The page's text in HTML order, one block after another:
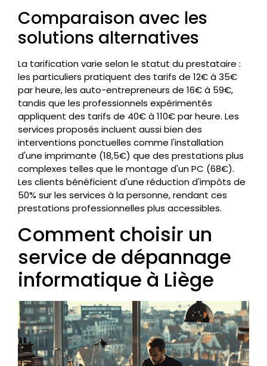
Comparaison avec les
solutions alternatives
La tarification varie selon le statut du prestataire :
les particuliers pratiquent des tarifs de 12€ à 35€
par heure, les auto-entrepreneurs de 16€ à 59€,
tandis que les professionnels expérimentés
appliquent des tarifs de 40€ à 110€ par heure. Les
services proposés incluent aussi bien des
interventions ponctuelles comme l'installation
d'une imprimante (18,5€) que des prestations plus
complexes telles que le montage d'un PC (68€).
Les clients bénéficient d'une réduction d'impôts de
50% sur les services à la personne, rendant ces
prestations professionnelles plus accessibles.
Comment choisir un
service de dépannage
informatique à Liège